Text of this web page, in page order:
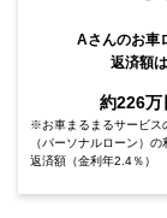
Aさんのお車
返済額は
約226万
※お車まるまるサービス
（パーソナルローン） の
返済額（金利年2.4％）